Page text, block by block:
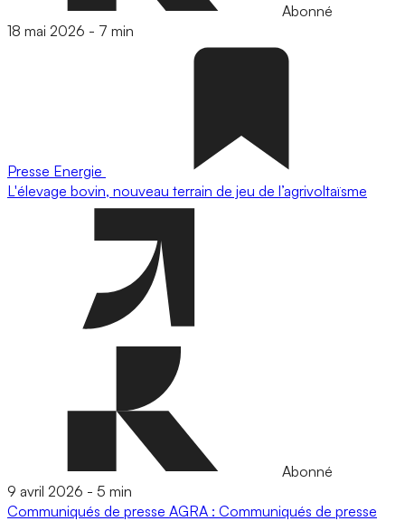
Abonné
18 mai 2026 - 7 min
Presse Energie
L'élevage bovin, nouveau terrain de jeu de l’agrivoltaïsme
Abonné
9 avril 2026 - 5 min
Communiqués de presse AGRA : Communiqués de presse